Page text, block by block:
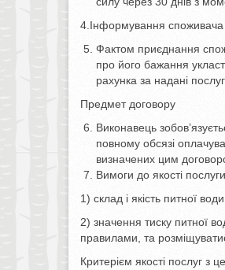
4.Інформування споживача
Фактом приєднання
про його бажання
рахунка за надані
Предмет договору
Виконавець
повному обсязі
визначених цим
Вимоги до якості
1) склад і якість питної
2) значення тиску питної
правилами, та
Критерієм якості послуг з